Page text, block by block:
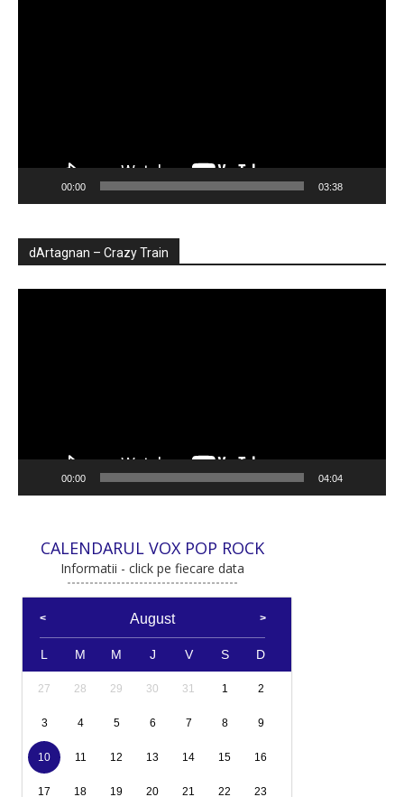
00:00 03:38
dArtagnan – Crazy Train
00:00 04:04
CALENDARUL VOX POP ROCK
Informatii - click pe fiecare data
August
L M M J V S D
27 28 29 30 31 1 2
3 4 5 6 7 8 9
10 11 12 13 14 15 16
17 18 19 20 21 22 23